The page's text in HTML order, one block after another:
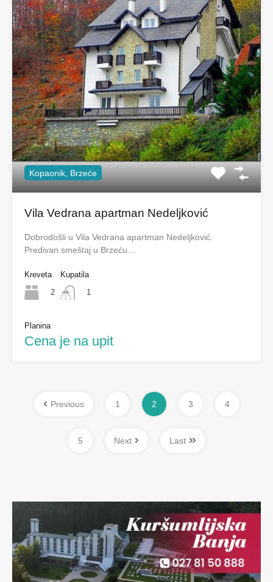
Kopaonik, Brzeće
Vila Vedrana apartman Nedeljković
Dobrodošli u Vila Vedrana apartman Nedeljković.
Predivan smeštaj u Brzeću…
Kreveta
2
Kupatila
1
Planina
Cena je na upit
Previous 1 2 3 4
5 Next Last